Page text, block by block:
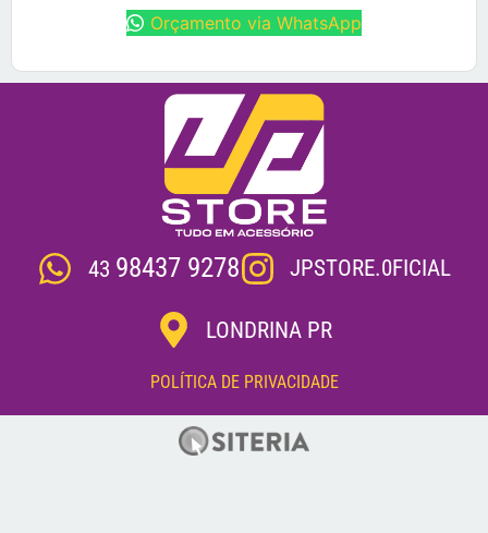
Orçamento via WhatsApp
43 98437 9278 JPSTORE.0FICIAL
LONDRINA PR
POLÍTICA DE PRIVACIDADE